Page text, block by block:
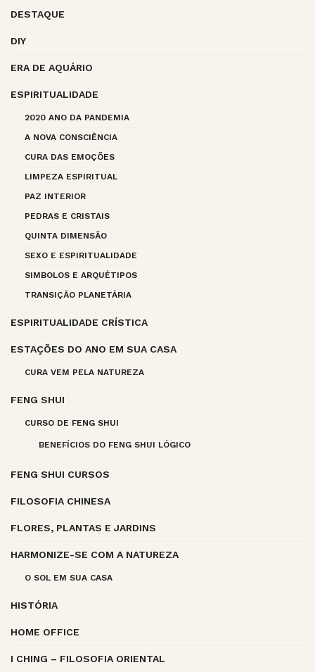
DESTAQUE
DIY
ERA DE AQUÁRIO
ESPIRITUALIDADE
2020 ANO DA PANDEMIA
A NOVA CONSCIÊNCIA
CURA DAS EMOÇÕES
LIMPEZA ESPIRITUAL
PAZ INTERIOR
PEDRAS E CRISTAIS
QUINTA DIMENSÃO
SEXO E ESPIRITUALIDADE
SIMBOLOS E ARQUÉTIPOS
TRANSIÇÃO PLANETÁRIA
ESPIRITUALIDADE CRÍSTICA
ESTAÇÕES DO ANO EM SUA CASA
CURA VEM PELA NATUREZA
FENG SHUI
CURSO DE FENG SHUI
BENEFÍCIOS DO FENG SHUI LÓGICO
FENG SHUI CURSOS
FILOSOFIA CHINESA
FLORES, PLANTAS E JARDINS
HARMONIZE-SE COM A NATUREZA
O SOL EM SUA CASA
HISTÓRIA
HOME OFFICE
I CHING – FILOSOFIA ORIENTAL